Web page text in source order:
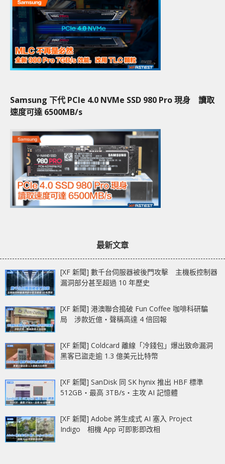
Samsung 下代 PCIe 4.0 NVMe SSD 980 Pro 現身 讀取
速度可達 6500MB/s
最新文章
[XF 新聞] 數千台伺服器被後門攻擊 主機板控制器
漏洞部分甚至超過 10 年歷史
[XF 新聞] 港澳聯合搗破 Fun Coffee 咖啡科研騙
局 涉款近億‧聲稱高達 4 倍回報
[XF 新聞] Coldcard 離線「冷錢包」爆出致命漏洞
黑客已盜走逾 1.3 億美元比特幣
[XF 新聞] SanDisk 同 SK hynix 推出 HBF 標準
512GB‧最高 3TB/s‧主攻 AI 記憶體
[XF 新聞] Adobe 將生成式 AI 塞入 Project
Indigo 相機 App 可即影即改相